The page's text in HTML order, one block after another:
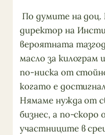
По думите на доц.
директор на
вероятната
масло за килограм
по-ниска от
когато е
Нямаме нужда от
бизнес, а по-скоро
участниците в